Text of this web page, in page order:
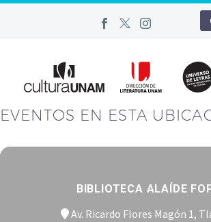
EVENTOS EN ESTA
BIBLIOTECA ALAÍDE
Av. Ricardo Flores Magón 1,